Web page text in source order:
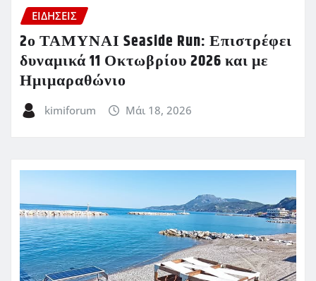
ΕΙΔΗΣΕΙΣ
2ο ΤΑΜΥΝΑΙ Seaside Run: Επιστρέφει
δυναμικά 11 Οκτωβρίου 2026 και με
Ημιμαραθώνιο
kimiforum Μάι 18, 2026